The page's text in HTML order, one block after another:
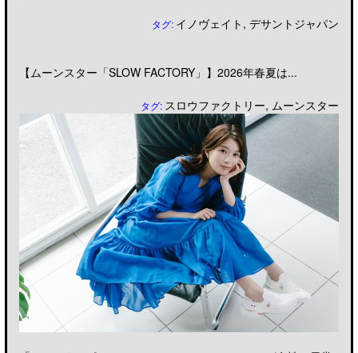
タグ: イノヴェイト ,デサントジャパン
【ムーンスター「SLOW FACTORY」】2026年春夏は...
タグ: スロウファクトリー, ムーンスター